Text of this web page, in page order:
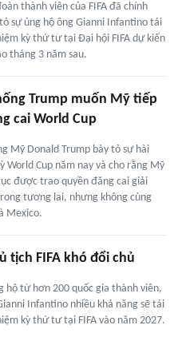
thành viên của FIFA đã chính
sự ủng hộ ông Gianni Infantino tái
kỳ thứ tư tại Đại hội FIFA dự kiến
tháng 3 năm sau.
Trump muốn Mỹ tiếp
cai World Cup
Mỹ Donald Trump bày tỏ sự hài
World Cup năm nay và cho rằng Mỹ
được trao quyền đăng cai giải
tương lai, nhưng không cùng
Mexico.
tịch FIFA khó đổi chủ
hộ từ hơn 200 quốc gia thành viên,
Infantino nhiều khả năng sẽ tái
kỳ thứ tư tại FIFA vào năm 2027.